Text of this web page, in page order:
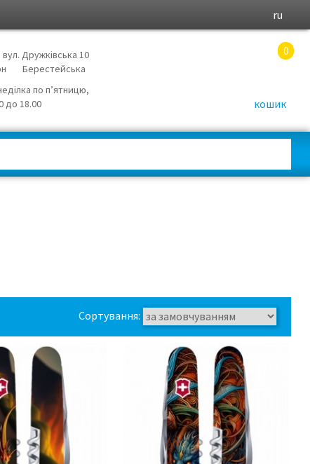
ru
вул. Дружківська 10
Берестейська
по п’ятницю,
до 18.00
0
кошик
Сортування: